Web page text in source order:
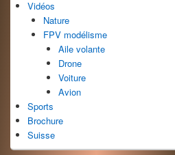
Vidéos
Nature
FPV modélisme
Aile volante
Drone
Voiture
Avion
Sports
Brochure
Suisse